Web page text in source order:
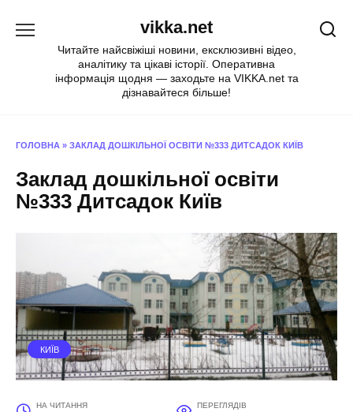
vikka.net
Читайте найсвіжіші новини, ексклюзивні відео,
аналітику та цікаві історії. Оперативна
інформація щодня — заходьте на VIKKA.net та
дізнавайтеся більше!
ГОЛОВНА » ЗАКЛАД ДОШКІЛЬНОЇ ОСВІТИ №333 ДИТСАДОК КИЇВ
Заклад дошкільної освіти
№333 Дитсадок Київ
КИЇВ
НА ЧИТАННЯ ПЕРЕГЛЯДІВ